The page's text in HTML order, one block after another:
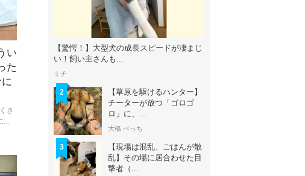
い
た
さ
...
【驚愕！】大型犬の成長スピードが凄まじ
い！飼い主さんも...
ミチ
2
【草原を駆けるハンター】
チーターが放つ「ゴロゴ
ロ」に、...
大橋 ぺっち
3
【現場は混乱、ごはんが散
乱】その場に居合わせた目
撃者（...